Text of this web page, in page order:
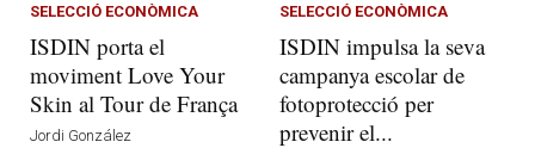
SELECCIÓ ECONÒMICA
ISDIN porta el
moviment Love Your
Skin al Tour de França
Jordi González
SELECCIÓ ECONÒMICA
ISDIN impulsa la seva
campanya escolar de
fotoprotecció per
prevenir el...